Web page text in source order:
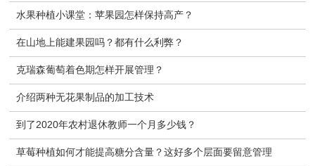
水果种植小课堂：苹果园怎样保持高产？
在山地上能建果园吗？都有什么利弊？
克瑞森葡萄着色期怎样开展管理？
介绍两种无花果制品的加工技术
到了2020年农村退休教师一个月多少钱？
草莓种植如何才能提高糖分含量？这好多个层面要留意管理